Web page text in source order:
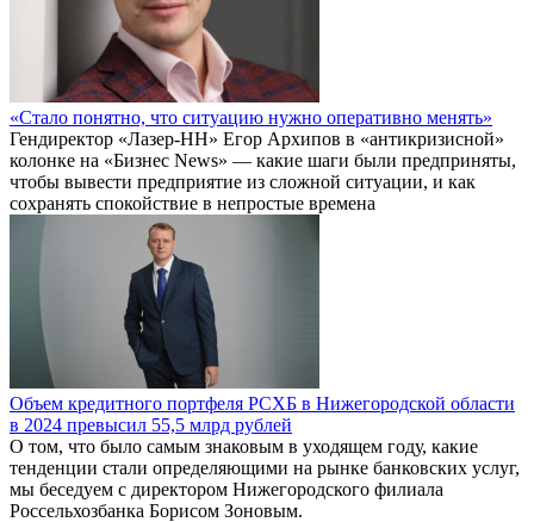
«Стало понятно, что ситуацию нужно оперативно менять»
Гендиректор «Лазер-НН» Егор Архипов в «антикризисной»
колонке на «Бизнес News» — какие шаги были предприняты,
чтобы вывести предприятие из сложной ситуации, и как
сохранять спокойствие в непростые времена
Объем кредитного портфеля РСХБ в Нижегородской области
в 2024 превысил 55,5 млрд рублей
О том, что было самым знаковым в уходящем году, какие
тенденции стали определяющими на рынке банковских услуг,
мы беседуем с директором Нижегородского филиала
Россельхозбанка Борисом Зоновым.